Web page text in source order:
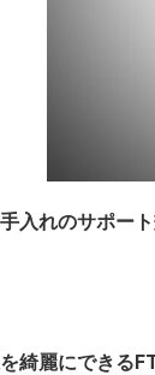
入れのサポー
綺麗にできる